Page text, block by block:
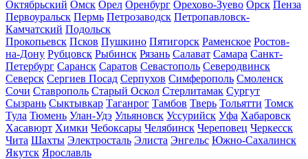
Октябрьский Омск Орел Оренбург Орехово-Зуево Орск Пенза
Первоуральск Пермь Петрозаводск Петропавловск-
Камчатский Подольск
Прокопьевск Псков Пушкино Пятигорск Раменское Ростов-
на-Дону Рубцовск Рыбинск Рязань Салават Самара Санкт-
Петербург Саранск Саратов Севастополь Северодвинск
Северск Сергиев Посад Серпухов Симферополь Смоленск
Сочи Ставрополь Старый Оскол Стерлитамак Сургут
Сызрань Сыктывкар Таганрог Тамбов Тверь Тольятти Томск
Тула Тюмень Улан-Удэ Ульяновск Уссурийск Уфа Хабаровск
Хасавюрт Химки Чебоксары Челябинск Череповец Черкесск
Чита Шахты Электросталь Элиста Энгельс Южно-Сахалинск
Якутск Ярославль